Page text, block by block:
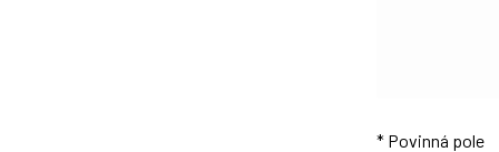
* Povinná pole